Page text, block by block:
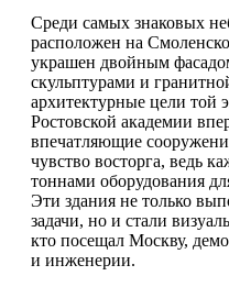
Среди самых знаковых
расположен на
украшен двойным
скульптурами и
архитектурные цели той
Ростовской академии
впечатляющие
чувство восторга, ведь
тоннами оборудования
Эти здания не только
задачи, но и стали
кто посещал Москву,
и инженерии.